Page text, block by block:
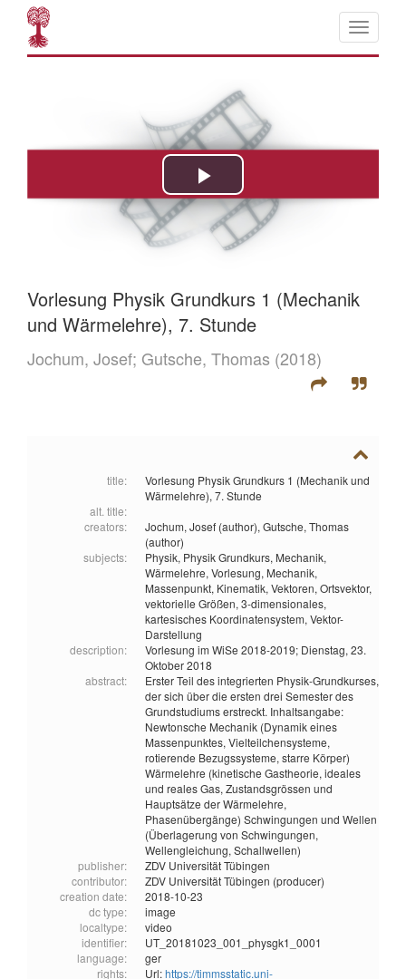
Vorlesung Physik Grundkurs 1 (Mechanik
und Wärmelehre), 7. Stunde
Jochum, Josef; Gutsche, Thomas (2018)
title:
Vorlesung Physik Grundkurs 1 (Mechanik und
Wärmelehre), 7. Stunde
alt. title:
creators:
Jochum, Josef (author), Gutsche, Thomas
(author)
subjects:
Physik, Physik Grundkurs, Mechanik,
Wärmelehre, Vorlesung, Mechanik,
Massenpunkt, Kinematik, Vektoren, Ortsvektor,
vektorielle Größen, 3-dimensionales,
kartesisches Koordinatensystem, Vektor-
Darstellung
description:
Vorlesung im WiSe 2018-2019; Dienstag, 23.
Oktober 2018
abstract:
Erster Teil des integrierten Physik-Grundkurses,
der sich über die ersten drei Semester des
Grundstudiums erstreckt. Inhaltsangabe:
Newtonsche Mechanik (Dynamik eines
Massenpunktes, Vielteilchensysteme,
rotierende Bezugssysteme, starre Körper)
Wärmelehre (kinetische Gastheorie, ideales
und reales Gas, Zustandsgrössen und
Hauptsätze der Wärmelehre,
Phasenübergänge) Schwingungen und Wellen
(Überlagerung von Schwingungen,
Wellengleichung, Schallwellen)
publisher:
ZDV Universität Tübingen
contributor:
ZDV Universität Tübingen (producer)
creation date:
2018-10-23
dc type:
image
localtype:
video
identifier:
UT_20181023_001_physgk1_0001
language:
ger
rights:
Url:https://timmsstatic.uni-